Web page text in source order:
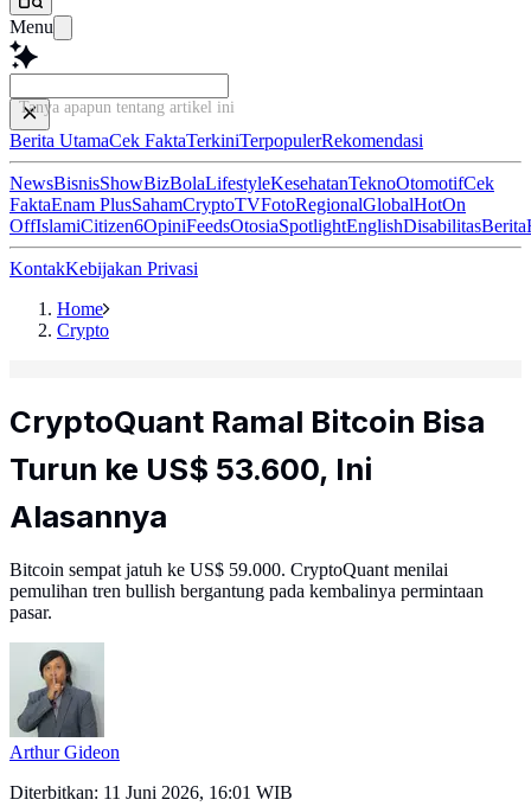
Menu
Tanya apapun tentang artikel ini...
Berita UtamaCek FaktaTerkiniTerpopulerRekomendasi
NewsBisnisShowBizBolaLifestyleKesehatanTeknoOtomotifCek
FaktaEnam PlusSahamCryptoTVFotoRegionalGlobalHotOn
OffIslamiCitizen6OpiniFeedsOtosiaSpotlightEnglishDisabilitasBerita
KontakKebijakan Privasi
Home
Crypto
CryptoQuant Ramal Bitcoin Bisa
Turun ke US$ 53.600, Ini
Alasannya
Bitcoin sempat jatuh ke US$ 59.000. CryptoQuant menilai
pemulihan tren bullish bergantung pada kembalinya permintaan
pasar.
Arthur Gideon
Diterbitkan: 11 Juni 2026, 16:01 WIB